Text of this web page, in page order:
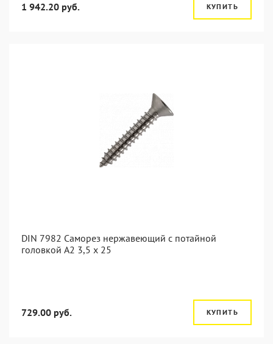
1 942.20 руб. КУПИТЬ
DIN 7982 Саморез нержавеющий с потайной
головкой А2 3,5 x 25
729.00 руб. КУПИТЬ